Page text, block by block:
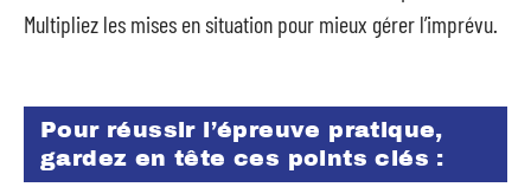
Multipliez les mises en situation pour mieux gérer l’imprévu.
Pour réussir l’épreuve pratique,
gardez en tête ces points clés :